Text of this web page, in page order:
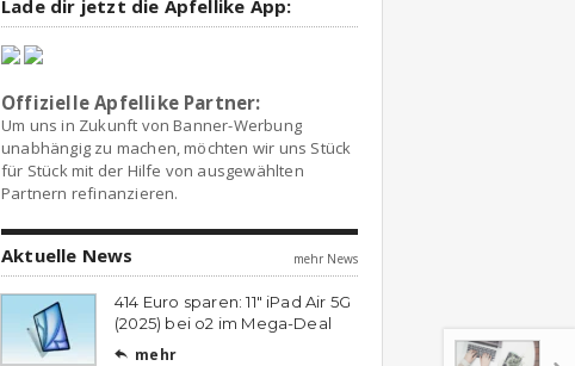
Lade dir jetzt die Apfellike App:
Offizielle Apfellike Partner:
Um uns in Zukunft von Banner-Werbung
unabhängig zu machen, möchten wir uns Stück
für Stück mit der Hilfe von ausgewählten
Partnern refinanzieren.
Aktuelle News mehr News
414 Euro sparen: 11″ iPad Air 5G
(2025) bei o2 im Mega-Deal
 mehr